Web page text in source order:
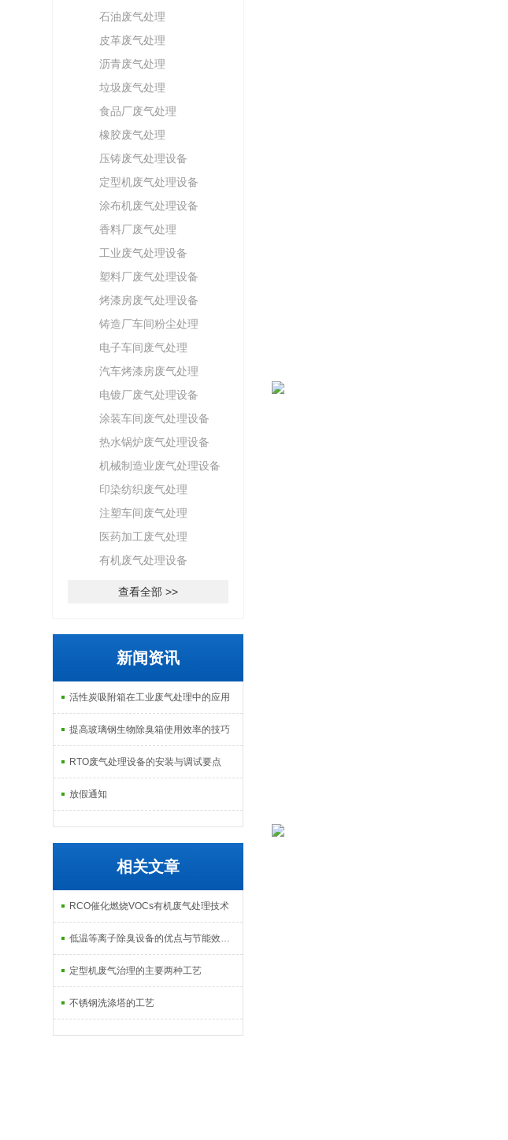
石油废气处理
皮革废气处理
沥青废气处理
垃圾废气处理
食品厂废气处理
橡胶废气处理
压铸废气处理设备
定型机废气处理设备
涂布机废气处理设备
香料厂废气处理
工业废气处理设备
塑料厂废气处理设备
烤漆房废气处理设备
铸造厂车间粉尘处理
电子车间废气处理
汽车烤漆房废气处理
电镀厂废气处理设备
涂装车间废气处理设备
热水锅炉废气处理设备
机械制造业废气处理设备
印染纺织废气处理
注塑车间废气处理
医药加工废气处理
有机废气处理设备
查看全部 >>
新闻资讯
活性炭吸附箱在工业废气处理中的应用
提高玻璃钢生物除臭箱使用效率的技巧
RTO废气处理设备的安装与调试要点
放假通知
相关文章
RCO催化燃烧VOCs有机废气处理技术
低温等离子除臭设备的优点与节能效果分析
定型机废气治理的主要两种工艺
不锈钢洗涤塔的工艺